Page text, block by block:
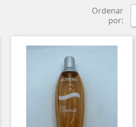
Ordenar
por: